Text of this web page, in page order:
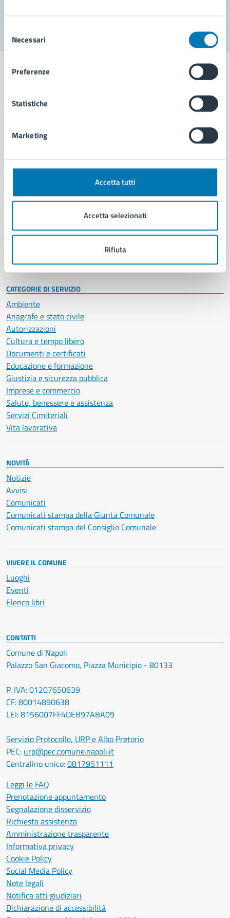
delNecessari
Preferenze
Statistiche
Marketing
Accetta tutti
Accetta selezionati
Rifiuta
Comune di Napoli
AMMINISTRAZIONE
Organi di governo
Enti e fondazioni
Personale amministrativo
Intranet, posta aziendale e protocollo
CATEGORIE DI SERVIZIO
Ambiente
Anagrafe e stato civile
Autorizzazioni
Cultura e tempo libero
Documenti e certificati
Educazione e formazione
Giustizia e sicurezza pubblica
Imprese e commercio
Salute, benessere e assistenza
Servizi Cimiteriali
Vita lavorativa
NOVITÀ
Notizie
Avvisi
Comunicati
Comunicati stampa della Giunta Comunale
Comunicati stampa del Consiglio Comunale
VIVERE IL COMUNE
Luoghi
Eventi
Elenco libri
CONTATTI
Comune di Napoli
Palazzo San Giacomo, Piazza Municipio - 80133
P. IVA: 01207650639
CF: 80014890638
LEI: 8156007FF4DEB97ABA09
Servizio Protocollo, URP e Albo Pretorio
PEC: urp@pec.comune.napoli.it
Centralino unico:0817951111
Leggi le FAQ
Prenotazione appuntamento
Segnalazione disservizio
Richiesta assistenza
Amministrazione trasparente
Informativa privacy
Cookie Policy
Social Media Policy
Note legali
Notifica atti giudiziari
Dichiarazione di accessibilità